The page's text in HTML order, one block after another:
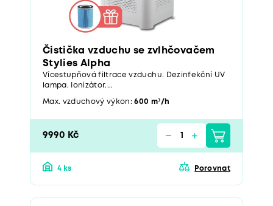
Čistička vzduchu se zvlhčovačem
Stylies Alpha
Vícestupňová filtrace vzduchu. Dezinfekční UV
lampa. Ionizátor....
Max. vzduchový výkon:600 m³/h
9990 Kč
4 ks Porovnat